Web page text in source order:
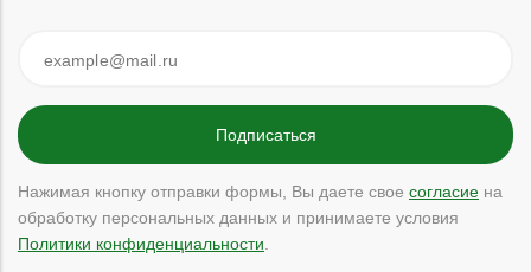
Нажимая кнопку отправки формы, Вы даете свое согласие на
обработку персональных данных и принимаете условия
Политики конфиденциальности